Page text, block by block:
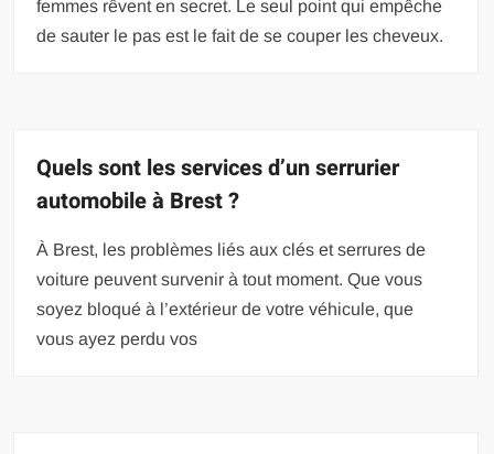
femmes rêvent en secret. Le seul point qui empêche
de sauter le pas est le fait de se couper les cheveux.
Quels sont les services d’un serrurier
automobile à Brest ?
À Brest, les problèmes liés aux clés et serrures de
voiture peuvent survenir à tout moment. Que vous
soyez bloqué à l’extérieur de votre véhicule, que
vous ayez perdu vos